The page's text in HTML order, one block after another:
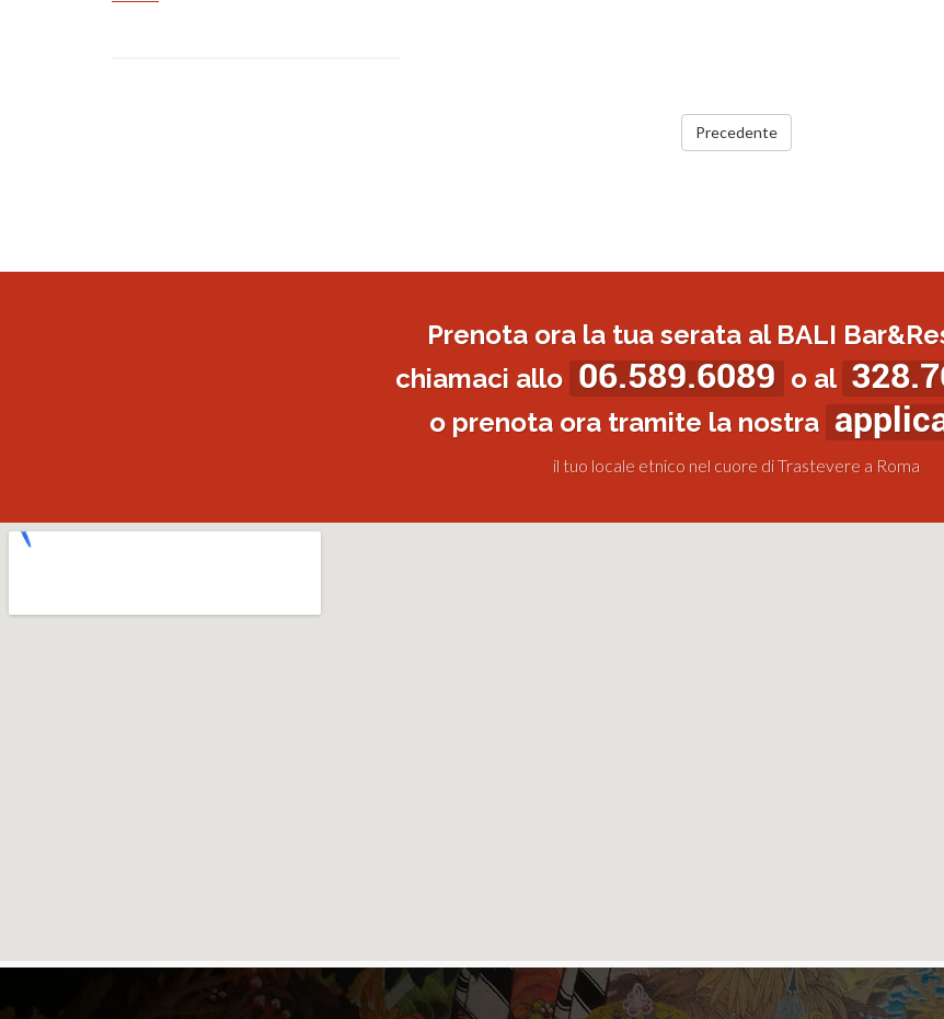
Precedente
Prenota ora la tua serata al BALI
chiamaci allo 06.589.6089 o al
o prenota ora tramite la nostra
il tuo locale etnico nel cuore di Trastevere a Roma